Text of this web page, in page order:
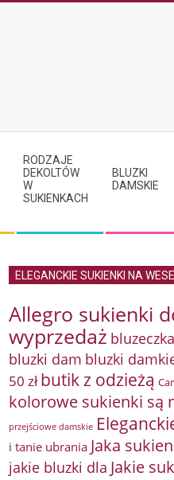
RODZAJE
DEKOLTÓW
W
SUKIENKACH
BLUZKI
DAMSKIE
ELEGANCKIE SUKIENKI NA
Allegro sukienki
wyprzedaż
bluzki dam bluzki
50 zł butik z odzieżą
kolorowe sukienki są
przejściowe damskie
i tanie ubrania Jaka
jakie bluzki dla Jakie